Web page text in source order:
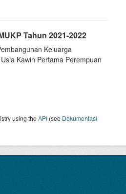
Tahun 2021-2022
Keluarga
Kawin Pertama Perempuan
using theAPI (see Dokumentasi